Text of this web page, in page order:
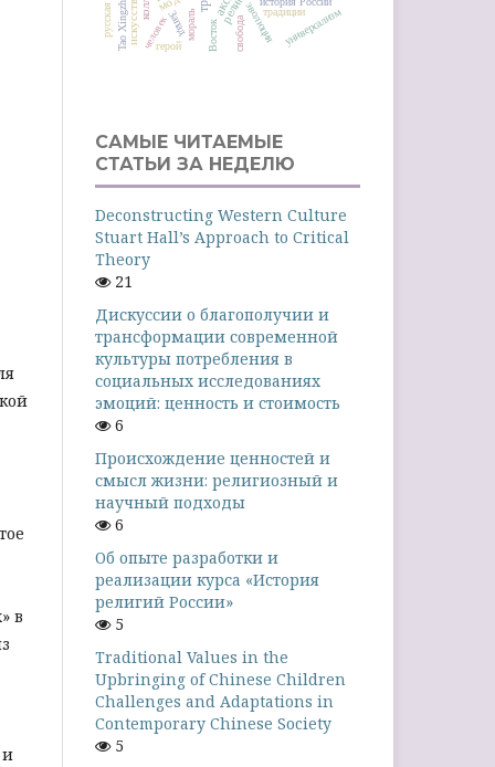
в
и
эволюцияуниверсализм
свобода
мораль традиции
Запад Восток
Tao Xingzhi человекгерой
САМЫЕ ЧИТАЕМЫЕ
СТАТЬИ ЗА НЕДЕЛЮ
Deconstructing Western Culture
Stuart Hall’s Approach to Critical
Theory
21
Дискуссии о благополучии и
трансформации современной
культуры потребления в
социальных исследованиях
эмоций: ценность и стоимость
6
Происхождение ценностей и
смысл жизни: религиозный и
научный подходы
6
Об опыте разработки и
реализации курса «История
религий России»
5
Traditional Values in the
Upbringing of Chinese Children
Challenges and Adaptations in
Contemporary Chinese Society
5